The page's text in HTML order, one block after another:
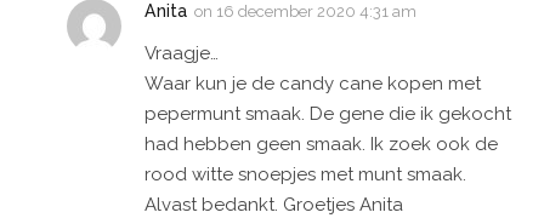
Anita on 16 december 2020 4:31 am
Vraagje…
Waar kun je de candy cane kopen met
pepermunt smaak. De gene die ik gekocht
had hebben geen smaak. Ik zoek ook de
rood witte snoepjes met munt smaak.
Alvast bedankt. Groetjes Anita